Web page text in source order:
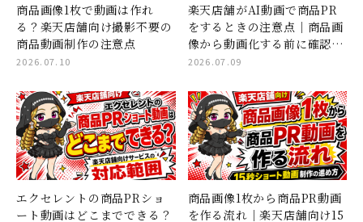
商品画像1枚で動画は作れ
る？楽天店舗向け撮影不要の
商品動画制作の注意点
2026.07.10
楽天店舗がAI動画で商品PR
をするときの注意点｜商品画
像から動画化する前に確認し
たいこと
2026.07.09
エクセレントの商品PRショ
ート動画はどこまでできる？
商品画像1枚から商品PR動画
を作る流れ｜楽天店舗向け15